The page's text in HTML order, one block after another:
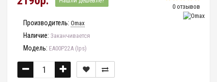
0 отзывов
Производитель: Omax
Наличие: Заканчивается
Модель: EA00P22A (Ips)